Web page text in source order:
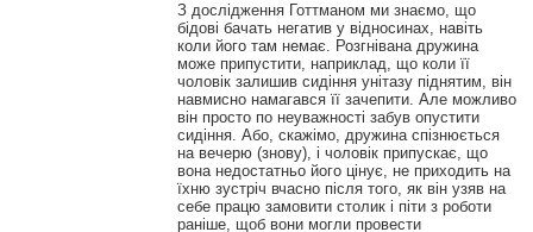
З дослідження Готтманом ми знаємо, що
бідові бачать негатив у відносинах, навіть
коли його там немає. Розгнівана дружина
може припустити, наприклад, що коли її
чоловік залишив сидіння унітазу піднятим, він
навмисно намагався її зачепити. Але можливо
він просто по неуважності забув опустити
сидіння. Або, скажімо, дружина спізнюється
на вечерю (знову), і чоловік припускає, що
вона недостатньо його цінує, не приходить на
їхню зустріч вчасно після того, як він узяв на
себе працю замовити столик і піти з роботи
раніше, щоб вони могли провести